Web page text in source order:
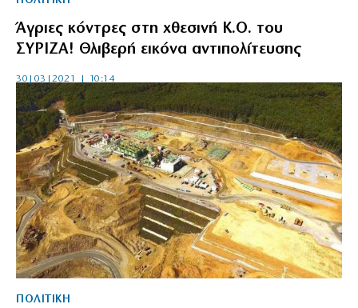
Άγριες κόντρες στη χθεσινή Κ.Ο. του
ΣΥΡΙΖΑ! Θλιβερή εικόνα αντιπολίτευσης
30|03|2021 | 10:14
ΠΟΛΙΤΙΚΗ